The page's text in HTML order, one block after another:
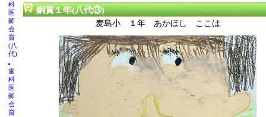
科
医
師
会
賞
(八
代)
歯
科
医
師
会
賞
銅賞１年(八代③)
麦島小 １年 あかほし ここは